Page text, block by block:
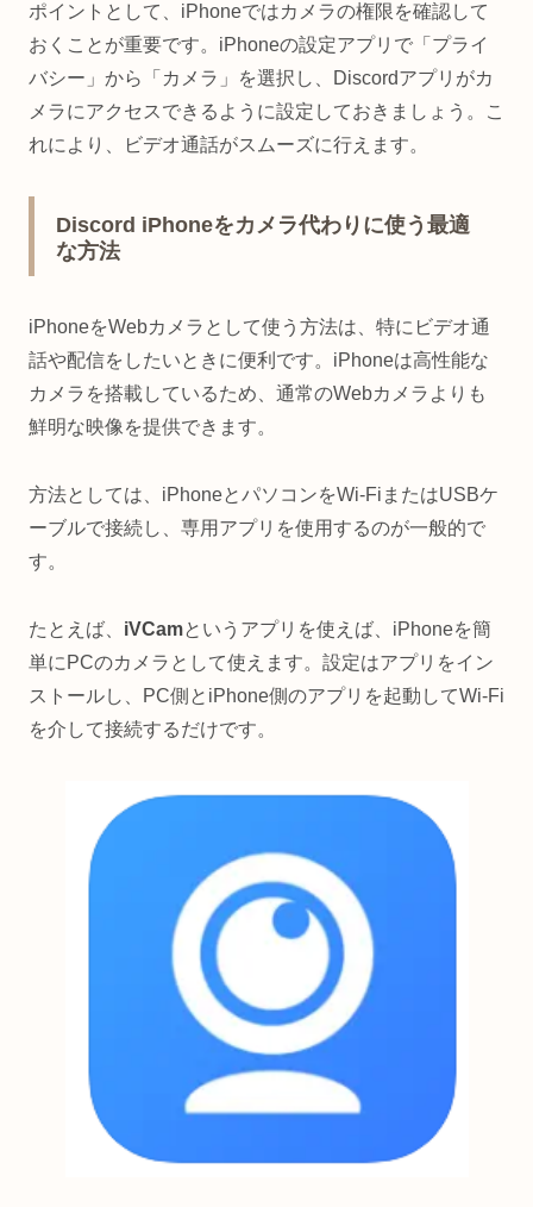
ポイントとして、iPhoneではカメラの権限を確認して
おくことが重要です。iPhoneの設定アプリで「プライ
バシー」から「カメラ」を選択し、Discordアプリがカ
メラにアクセスできるように設定しておきましょう。こ
れにより、ビデオ通話がスムーズに行えます。
Discord iPhoneをカメラ代わりに使う最適
な方法
iPhoneをWebカメラとして使う方法は、特にビデオ通
話や配信をしたいときに便利です。iPhoneは高性能な
カメラを搭載しているため、通常のWebカメラよりも
鮮明な映像を提供できます。
方法としては、iPhoneとパソコンをWi-FiまたはUSBケ
ーブルで接続し、専用アプリを使用するのが一般的で
す。
たとえば、 iVCamというアプリを使えば、iPhoneを簡
単にPCのカメラとして使えます。設定はアプリをイン
ストールし、PC側とiPhone側のアプリを起動してWi-Fi
を介して接続するだけです。